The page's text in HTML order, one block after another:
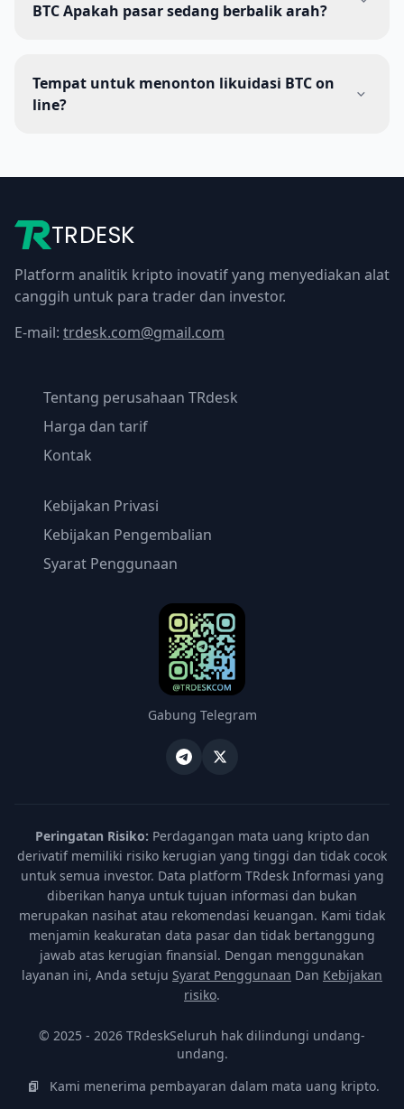
BTC Apakah pasar sedang berbalik arah?
Tempat untuk menonton likuidasi BTC on
line?
TRDESK
Platform analitik kripto inovatif yang menyediakan alat
canggih untuk para trader dan investor.
E-mail: trdesk.com@gmail.com
Tentang perusahaan TRdesk
Harga dan tarif
Kontak
Kebijakan Privasi
Kebijakan Pengembalian
Syarat Penggunaan
Gabung Telegram
Peringatan Risiko: Perdagangan mata uang kripto dan
derivatif memiliki risiko kerugian yang tinggi dan tidak cocok
untuk semua investor. Data platform TRdesk Informasi yang
diberikan hanya untuk tujuan informasi dan bukan
merupakan nasihat atau rekomendasi keuangan. Kami tidak
menjamin keakuratan data pasar dan tidak bertanggung
jawab atas kerugian finansial. Dengan menggunakan
layanan ini, Anda setuju Syarat Penggunaan Dan Kebijakan
risiko.
© 2025 - 2026 TRdeskSeluruh hak dilindungi undang-
undang.
Kami menerima pembayaran dalam mata uang kripto.